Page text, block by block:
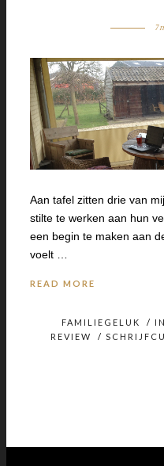
7
Aan tafel zitten drie van
stilte te werken aan hun
een begin te maken aan
voelt …
READ MORE
FAMILIEGELUK /
REVIEW
/